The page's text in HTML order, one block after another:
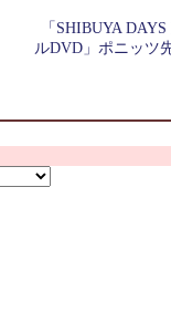
「SHIBUYA
ルDVD」ポニッツ